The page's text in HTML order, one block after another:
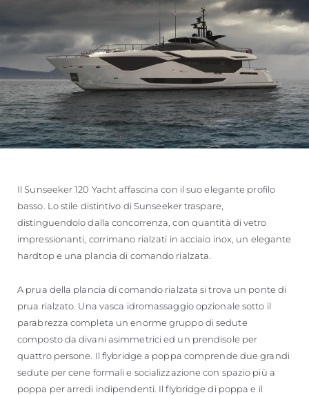
Il Sunseeker 120 Yacht affascina con il suo elegante profilo
basso. Lo stile distintivo di Sunseeker traspare,
distinguendolo dalla concorrenza, con quantità di vetro
impressionanti, corrimano rialzati in acciaio inox, un elegante
hardtop e una plancia di comando rialzata.
A prua della plancia di comando rialzata si trova un ponte di
prua rialzato. Una vasca idromassaggio opzionale sotto il
parabrezza completa un enorme gruppo di sedute
composto da divani asimmetrici ed un prendisole per
quattro persone. Il flybridge a poppa comprende due grandi
sedute per cene formali e socializzazione con spazio più a
poppa per arredi indipendenti. Il flybridge di poppa e il